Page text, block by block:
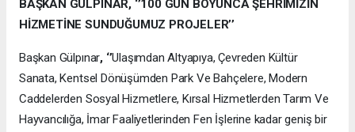
BAŞKAN GÜLPINAR, ‘’100 GÜN BOYUNCA ŞEHRİMİZİN
HİZMETİNE SUNDUĞUMUZ PROJELER’’
Başkan Gülpınar, ‘’Ulaşımdan Altyapıya, Çevreden Kültür
Sanata, Kentsel Dönüşümden Park Ve Bahçelere, Modern
Caddelerden Sosyal Hizmetlere, Kırsal Hizmetlerden Tarım Ve
Hayvancılığa, İmar Faaliyetlerinden Fen İşlerine kadar geniş bir